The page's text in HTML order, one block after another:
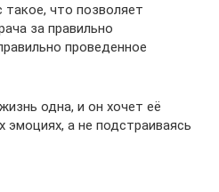
такое, что позволяет
за правильно
проведенное
одна, и он хочет её
а не подстраиваясь